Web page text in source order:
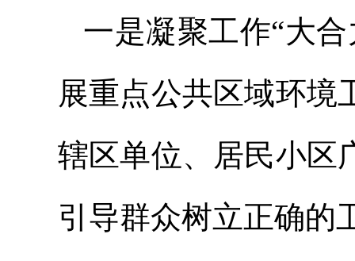
一是凝聚工作“大
展重点公共区域环境
辖区单位、居民小区
引导群众树立正确的